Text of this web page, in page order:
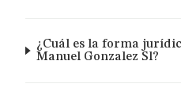
¿Cuál es la forma
Manuel Gonzalez Sl?